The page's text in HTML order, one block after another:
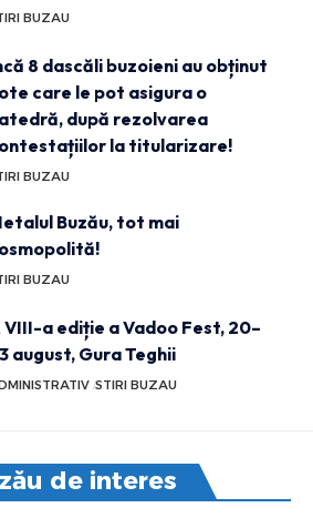
BUZAU
8 dascăli buzoieni au obținut
care le pot asigura o
după rezolvarea
la titularizare!
BUZAU
Buzău, tot mai
BUZAU
VIII-a ediție a Vadoo Fest, 20–
august, Gura Teghii
STIRI BUZAU
de interes